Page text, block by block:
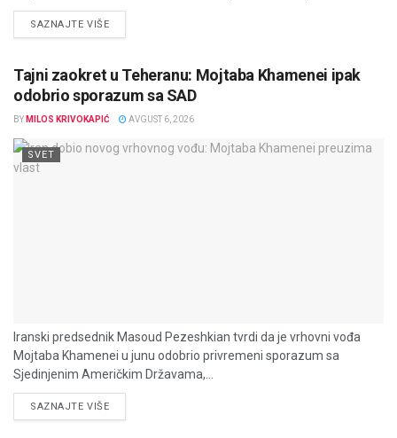
SAZNAJTE VIŠEDETAILS
Tajni zaokret u Teheranu: Mojtaba Khamenei ipak
odobrio sporazum sa SAD
BY MILOS KRIVOKAPIĆ AVGUST 6, 2026
SVET
Iranski predsednik Masoud Pezeshkian tvrdi da je vrhovni vođa
Mojtaba Khamenei u junu odobrio privremeni sporazum sa
Sjedinjenim Američkim Državama,...
SAZNAJTE VIŠEDETAILS